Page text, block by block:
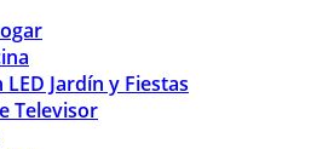
Jardín y Fiestas
Televisor